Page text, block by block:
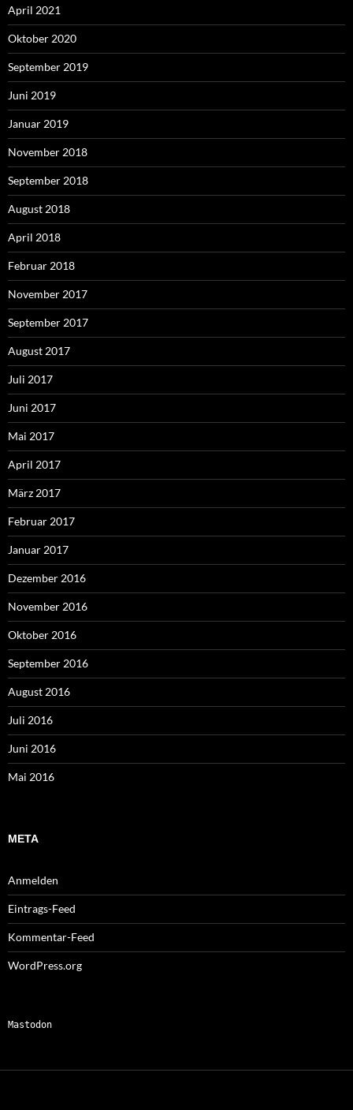
April 2021
Oktober 2020
September 2019
Juni 2019
Januar 2019
November 2018
September 2018
August 2018
April 2018
Februar 2018
November 2017
September 2017
August 2017
Juli 2017
Juni 2017
Mai 2017
April 2017
März 2017
Februar 2017
Januar 2017
Dezember 2016
November 2016
Oktober 2016
September 2016
August 2016
Juli 2016
Juni 2016
Mai 2016
META
Anmelden
Eintrags-Feed
Kommentar-Feed
WordPress.org
Mastodon